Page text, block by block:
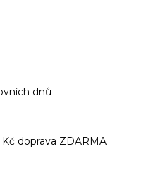
dnů
doprava ZDARMA